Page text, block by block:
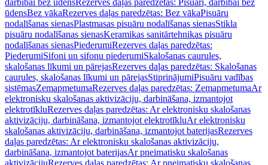
darbībai bez ūdensRezerves daļas paredzētas: Pisuāri, darbībai bez
ūdensBez vākaRezerves daļas paredzētas: Bez vākaPisuāru
nodalīšanas sienasPlastmasas pisuāru nodalīšanas sienasStikla
pisuāru nodalīšanas sienasKeramikas sanitārtehnikas pisuāru
nodalīšanas sienasPiederumiRezerves daļas paredzētas:
PiederumiSifoni un sifonu piederumiSkalošanas caurules,
skalošanas līkumi un pārejasRezerves daļas paredzētas: Skalošanas
caurules, skalošanas līkumi un pārejasStiprinājumiPisuāru vadības
sistēmasZemapmetumaRezerves daļas paredzētas: ZemapmetumaAr
elektronisku skalošanas aktivizāciju, darbināšana, izmantojot
elektrotīkluRezerves daļas paredzētas: Ar elektronisku skalošanas
aktivizāciju, darbināšana, izmantojot elektrotīkluAr elektronisku
skalošanas aktivizāciju, darbināšana, izmantojot baterijasRezerves
daļas paredzētas: Ar elektronisku skalošanas aktivizāciju,
darbināšana, izmantojot baterijasAr pneimatisku skalošanas
aktivizācijuRezerves daļas paredzētas: Ar pneimatisku skalošanas